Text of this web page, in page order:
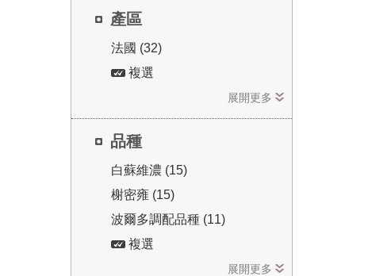
產區
法國 (32)
複選
展開更多
品種
白蘇維濃 (15)
榭密雍 (15)
波爾多調配品種 (11)
複選
展開更多